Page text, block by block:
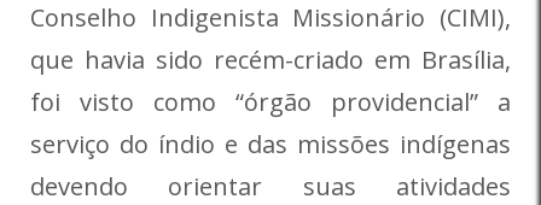
Conselho Indigenista Missionário (CIMI),
que havia sido recém-criado em Brasília,
foi visto como “órgão providencial” a
serviço do índio e das missões indígenas
devendo orientar suas atividades